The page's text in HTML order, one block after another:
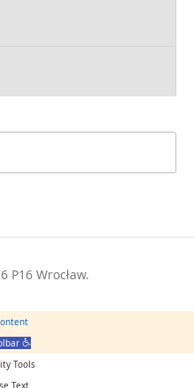
P16 Wrocław.
Tools
Text